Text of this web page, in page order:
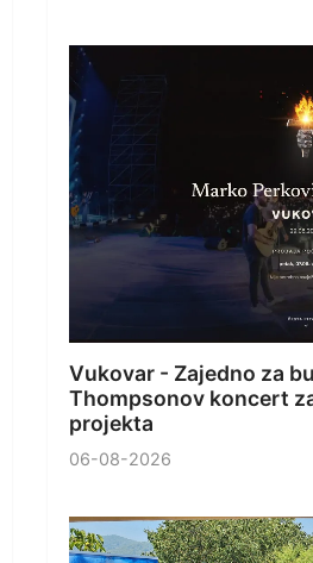
Vukovar - Zajedno za
Thompsonov koncert
projekta
06-08-2026